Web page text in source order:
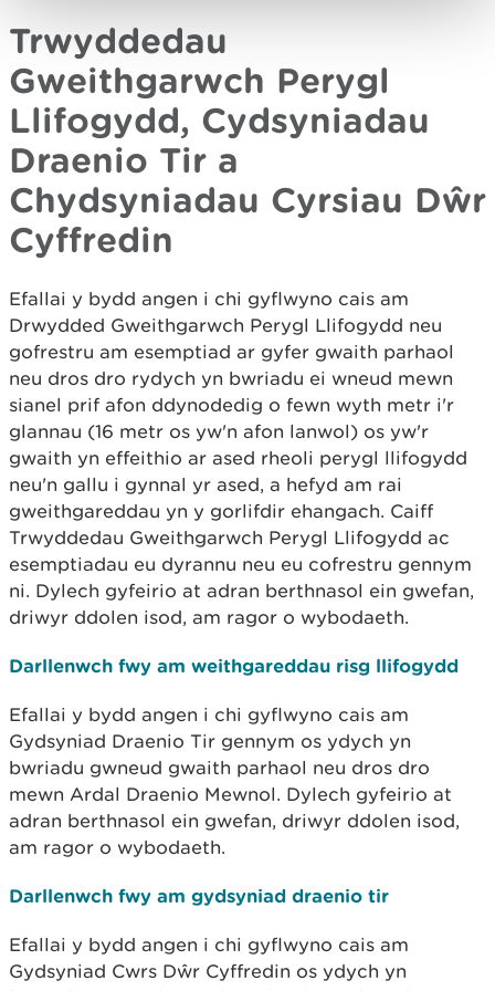
Trwyddedau
Gweithgarwch Perygl
Llifogydd, Cydsyniadau
Draenio Tir a
Chydsyniadau Cyrsiau Dŵr
Cyffredin
Efallai y bydd angen i chi gyflwyno cais am
Drwydded Gweithgarwch Perygl Llifogydd neu
gofrestru am esemptiad ar gyfer gwaith parhaol
neu dros dro rydych yn bwriadu ei wneud mewn
sianel prif afon ddynodedig o fewn wyth metr i'r
glannau (16 metr os yw'n afon lanwol) os yw'r
gwaith yn effeithio ar ased rheoli perygl llifogydd
neu'n gallu i gynnal yr ased, a hefyd am rai
gweithgareddau yn y gorlifdir ehangach. Caiff
Trwyddedau Gweithgarwch Perygl Llifogydd ac
esemptiadau eu dyrannu neu eu cofrestru gennym
ni. Dylech gyfeirio at adran berthnasol ein gwefan,
driwyr ddolen isod, am ragor o wybodaeth.
Darllenwch fwy am weithgareddau risg llifogydd
Efallai y bydd angen i chi gyflwyno cais am
Gydsyniad Draenio Tir gennym os ydych yn
bwriadu gwneud gwaith parhaol neu dros dro
mewn Ardal Draenio Mewnol. Dylech gyfeirio at
adran berthnasol ein gwefan, driwyr ddolen isod,
am ragor o wybodaeth.
Darllenwch fwy am gydsyniad draenio tir
Efallai y bydd angen i chi gyflwyno cais am
Gydsyniad Cwrs Dŵr Cyffredin os ydych yn